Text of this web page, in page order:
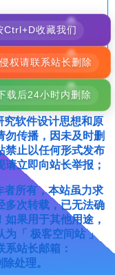
Ctrl+D收藏我们
权请联系站长删除
载后24小时内删除
业运营，严禁从
果自负！
究软件设计思想和原
勿传播，因未及时删
禁止以任何形式发布
立即向站长举报；
者所有，本站虽力求
多次转载，已无法确
果用于其他用途，
「 极客空间站 」
站长邮箱：
处理。